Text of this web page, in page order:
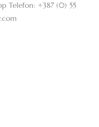
Telefon: +387 (0) 55